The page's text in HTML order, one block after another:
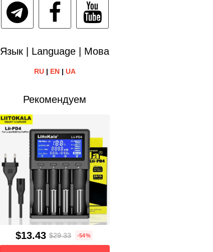
Язык | Language | Мова
RU| EN| UA
Рекомендуем
$13.43 $29.33 -54%